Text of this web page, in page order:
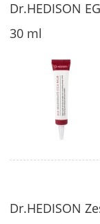
Dr.HEDISON
30 ml
Dr.HEDISON